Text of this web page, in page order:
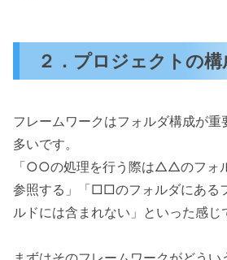
２．プロジェクトの
フレームワークはフォルダ構成が
多いです。
「○○の処理を行う際は△△のフォ
参照する」「□□のフォルダにある
ルドには含まれない」といった感じ